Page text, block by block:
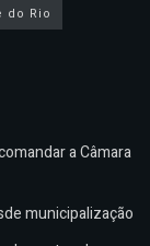
do Rio
a Câmara
municipalização